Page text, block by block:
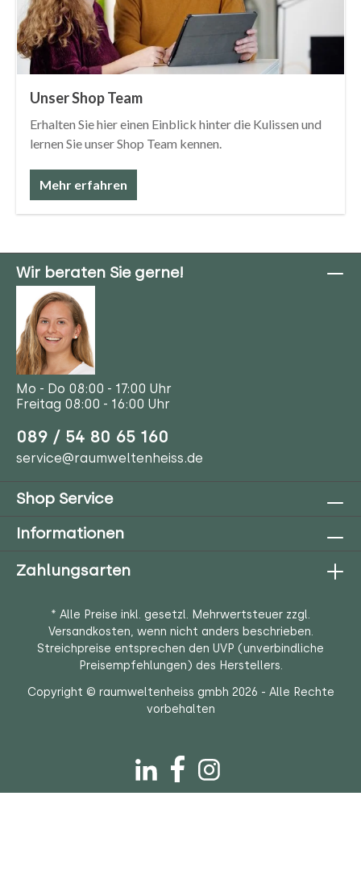
Unser Shop Team
Erhalten Sie hier einen Einblick hinter die Kulissen und
lernen Sie unser Shop Team kennen.
Mehr erfahren
Wir beraten Sie gerne!
Mo - Do 08:00 - 17:00 Uhr
Freitag 08:00 - 16:00 Uhr
089 / 54 80 65 160
service@raumweltenheiss.de
Shop Service
Informationen
Zahlungsarten
* Alle Preise inkl. gesetzl. Mehrwertsteuer zzgl.
Versandkosten, wenn nicht anders beschrieben.
Streichpreise entsprechen den UVP (unverbindliche
Preisempfehlungen) des Herstellers.
Copyright © raumweltenheiss gmbh 2026 - Alle Rechte
vorbehalten